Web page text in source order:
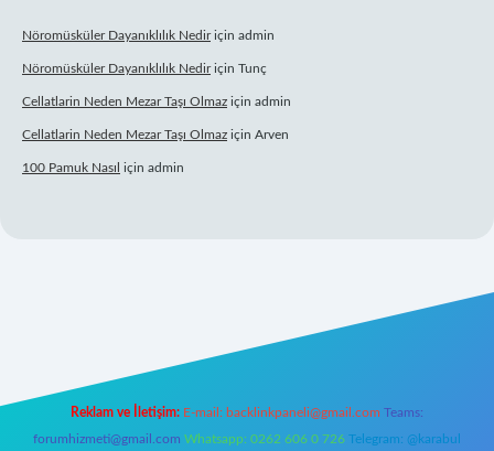
Nöromüsküler Dayanıklılık Nediriçin admin
Nöromüsküler Dayanıklılık Nediriçin Tunç
Cellatlarin Neden Mezar Taşı Olmaz için admin
Cellatlarin Neden Mezar Taşı Olmaz için Arven
100 Pamuk Nasıl için admin
Reklam ve İletişim: E-mail: backlinkpaneli@gmail.com Teams:
forumhizmeti@gmail.com Whatsapp: 0262 606 0 726 Telegram: @karabul